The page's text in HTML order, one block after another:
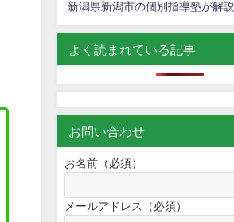
新潟県新潟市の個別指導塾が解説
よく読まれている記事
お問い合わせ
お名前（必須）
メールアドレス（必須）